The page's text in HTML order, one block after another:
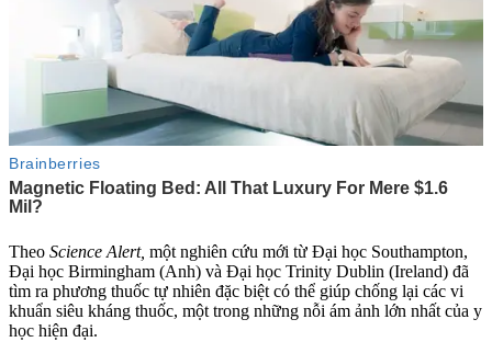
Theo Science Alert, một nghiên cứu mới từ Đại học Southampton,
Đại học Birmingham (Anh) và Đại học Trinity Dublin (Ireland) đã
tìm ra phương thuốc tự nhiên đặc biệt có thể giúp chống lại các vi
khuẩn siêu kháng thuốc, một trong những nỗi ám ảnh lớn nhất của y
học hiện đại.